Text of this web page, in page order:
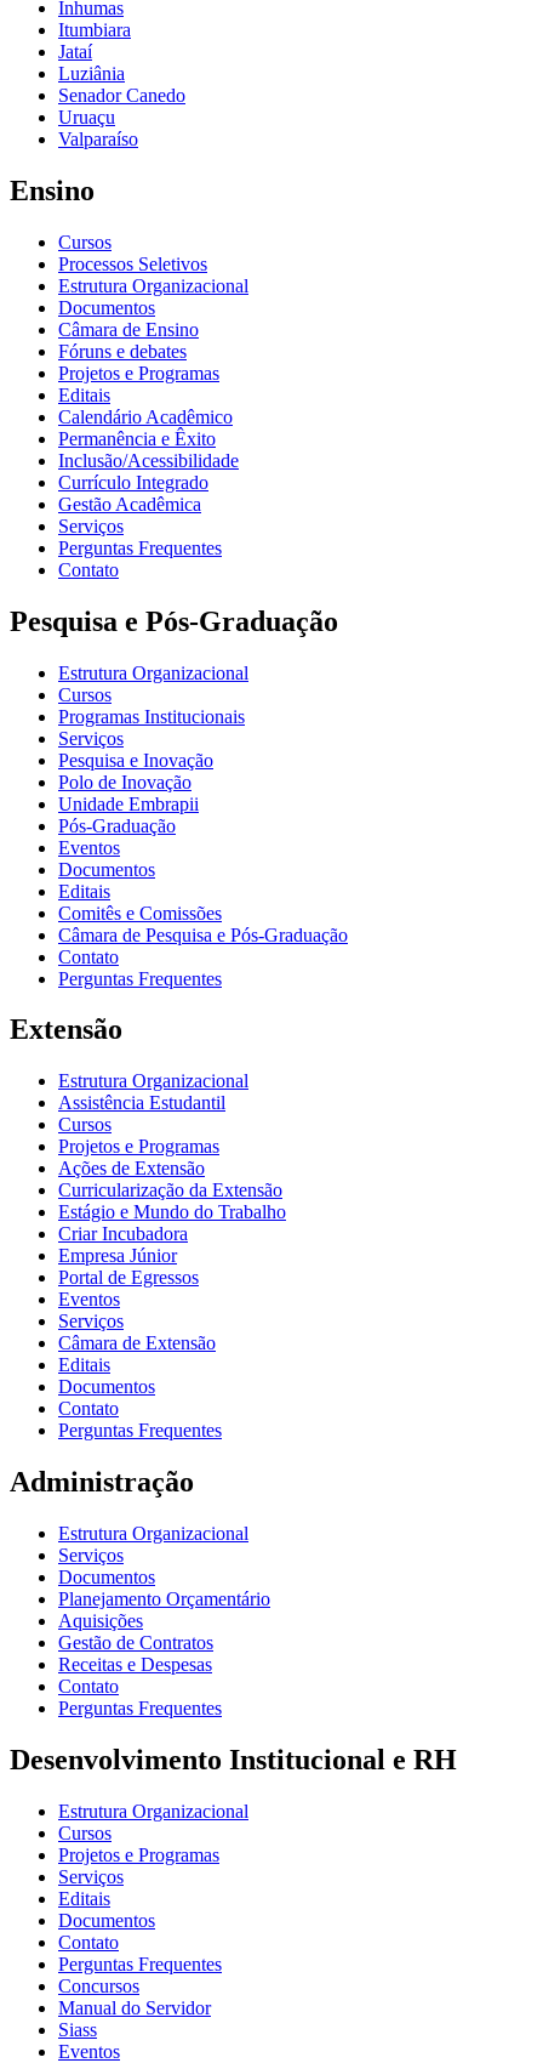
Inhumas
Itumbiara
Jataí
Luziânia
Senador Canedo
Uruaçu
Valparaíso
Ensino
Cursos
Processos Seletivos
Estrutura Organizacional
Documentos
Câmara de Ensino
Fóruns e debates
Projetos e Programas
Editais
Calendário Acadêmico
Permanência e Êxito
Inclusão/Acessibilidade
Currículo Integrado
Gestão Acadêmica
Serviços
Perguntas Frequentes
Contato
Pesquisa e Pós-Graduação
Estrutura Organizacional
Cursos
Programas Institucionais
Serviços
Pesquisa e Inovação
Polo de Inovação
Unidade Embrapii
Pós-Graduação
Eventos
Documentos
Editais
Comitês e Comissões
Câmara de Pesquisa e Pós-Graduação
Contato
Perguntas Frequentes
Extensão
Estrutura Organizacional
Assistência Estudantil
Cursos
Projetos e Programas
Ações de Extensão
Curricularização da Extensão
Estágio e Mundo do Trabalho
Criar Incubadora
Empresa Júnior
Portal de Egressos
Eventos
Serviços
Câmara de Extensão
Editais
Documentos
Contato
Perguntas Frequentes
Administração
Estrutura Organizacional
Serviços
Documentos
Planejamento Orçamentário
Aquisições
Gestão de Contratos
Receitas e Despesas
Contato
Perguntas Frequentes
Desenvolvimento Institucional e RH
Estrutura Organizacional
Cursos
Projetos e Programas
Serviços
Editais
Documentos
Contato
Perguntas Frequentes
Concursos
Manual do Servidor
Siass
Eventos